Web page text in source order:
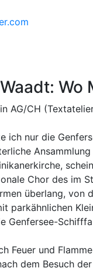
Wo
AG/CH
ich nur die
Chor des im
überlang, von
parkähnlichen
Genfersee-
Feuer und
dem Besuch